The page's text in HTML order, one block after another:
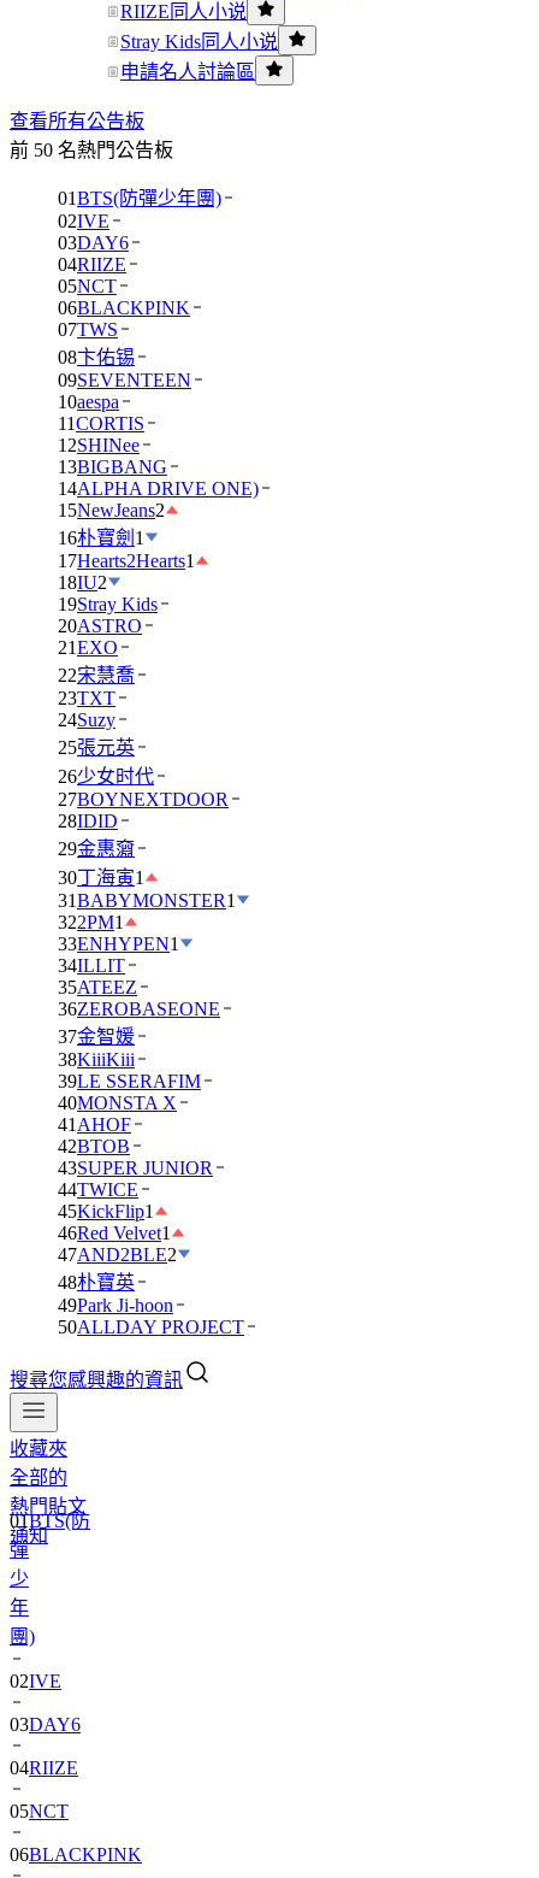
RIIZE同人小说
Stray Kids同人小说
申請名人討論區
查看所有公告板
前 50 名熱門公告板
01BTS(防彈少年團)
02IVE
03DAY6
04RIIZE
05NCT
06BLACKPINK
07TWS
08卞佑锡
09SEVENTEEN
10aespa
11CORTIS
12SHINee
13BIGBANG
14ALPHA DRIVE ONE)
15NewJeans2
16朴寶劍 1
17Hearts2Hearts1
18IU2
19Stray Kids
20ASTRO
21EXO
22宋慧喬
23TXT
24Suzy
25張元英
26少女时代
27BOYNEXTDOOR
28IDID
29金惠奫
30丁海寅1
31BABYMONSTER1
322PM1
33ENHYPEN1
34ILLIT
35ATEEZ
36ZEROBASEONE
37金智媛
38KiiiKiii
39LE SSERAFIM
40MONSTA X
41 AHOF
42BTOB
43SUPER JUNIOR
44TWICE
45KickFlip1
46Red Velvet1
47AND2BLE2
48朴寶英
49Park Ji-hoon
50ALLDAY PROJECT
搜尋您感興趣的資訊
收藏夾
全部的
熱門貼文
通知
01BTS(防
彈
少
年
團)
02IVE
03DAY6
04RIIZE
05NCT
06BLACKPINK
07TWS